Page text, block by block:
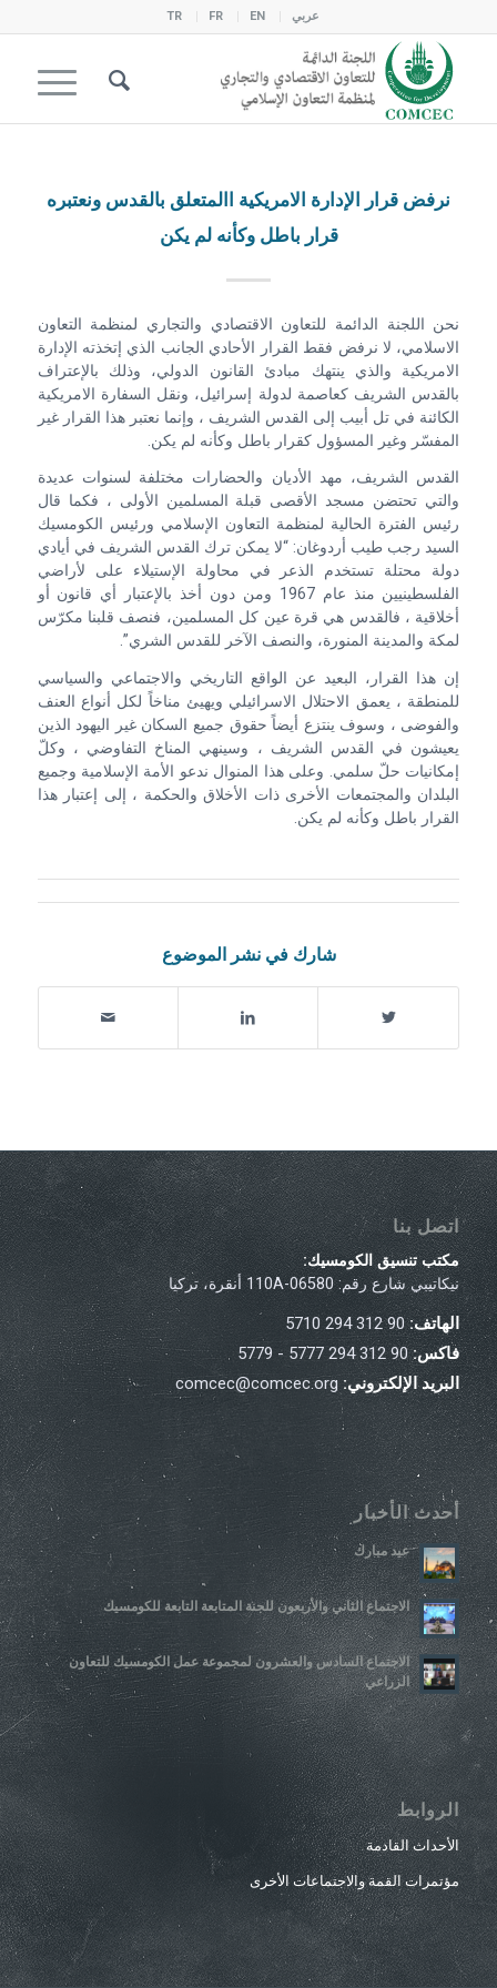
عربي EN
FR
TR
نرفض قرار الإدارة الامريكية االمتعلق بالقدس ونعتبره
قرار باطل وكأنه لم يكن
نحن اللجنة الدائمة للتعاون الاقتصادي والتجاري لمنظمة التعاون
الاسلامي، لا نرفض فقط القرار الأحادي الجانب الذي إتخذته الإدارة
الامريكية والذي ينتهك مبادئ القانون الدولي، وذلك بالإعتراف
بالقدس الشريف كعاصمة لدولة إسرائيل، ونقل السفارة الامريكية
الكائنة في تل أبيب إلى القدس الشريف ، وإنما نعتبر هذا القرار غير
المفسّر وغير المسؤول كقرار باطل وكأنه لم يكن.
القدس الشريف، مهد الأديان والحضارات مختلفة لسنوات عديدة
والتي تحتضن مسجد الأقصى قبلة المسلمين الأولى ، فكما قال
رئيس الفترة الحالية لمنظمة التعاون الإسلامي ورئيس الكومسيك
السيد رجب طيب أردوغان: “لا يمكن ترك القدس الشريف في أيادي
دولة محتلة تستخدم الذعر في محاولة الإستيلاء على لأراضي
الفلسطينيين منذ عام 1967 ومن دون أخذ بالإعتبار أي قانون أو
أخلاقية ، فالقدس هي قرة عين كل المسلمين، فنصف قلبنا مكرّس
لمكة والمدينة المنورة، والنصف الآخر للقدس الشري”.
إن هذا القرار، البعيد عن الواقع التاريخي والاجتماعي والسياسي
للمنطقة ، يعمق الاحتلال الاسرائيلي ويهيئ مناخاً لكل أنواع العنف
والفوضى ، وسوف ينتزع أيضاً حقوق جميع السكان غير اليهود الذين
يعيشون في القدس الشريف ، وسينهي المناخ التفاوضي ، وكلّ
إمكانيات حلّ سلمي. وعلى هذا المنوال ندعو الأمة الإسلامية وجميع
البلدان والمجتمعات الأخرى ذات الأخلاق والحكمة ، إلى إعتبار هذا
القرار باطل وكأنه لم يكن.
شارك في نشر الموضوع
اتصل بنا
مكتب تنسيق الكومسيك:
نيكاتيبي شارع رقم: 110A-06580 أنقرة، تركيا
الهاتف:90 312 294 5710
فاكس:90 312 294 5777 - 5779
البريد الإلكتروني: comcec@comcec.org
أحدث الأخبار
عيد مبارك
الاجتماع الثاني والأربعون للجنة المتابعة التابعة للكومسيك
الاجتماع السادس والعشرون لمجموعة عمل الكومسيك للتعاون
الزراعي
الروابط
الأحداث القادمة
مؤتمرات القمة والاجتماعات الأخرى